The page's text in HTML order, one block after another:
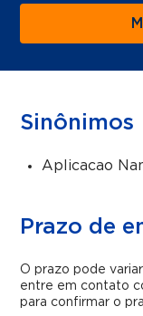
Sinônimos
Aplicacao
Prazo de
O prazo pode
entre em contato
para confirmar o